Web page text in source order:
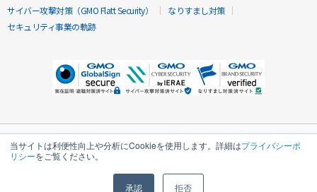
当サイトは利便性向上や分析にCookieを使用します。詳細はプライバシーポ
リシーをご覧ください。
承認 拒否
サイバー攻撃対策（GMO Flatt Security）
なりすまし対策
セキュリティ事業の軌跡